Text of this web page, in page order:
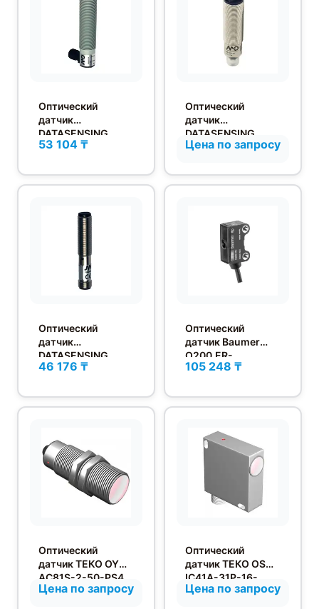
Оптический
датчик
DATASENSING
MSR/00-0K
53 104 ₸
Оптический
датчик
DATASENSING
FBLD/BP-3E
Цена по запросу
Оптический
датчик
DATASENSING
DMR/0N-1H
46 176 ₸
Оптический
датчик Baumer
O200.ER-
GD1E.72NV/H006_T
105 248 ₸
Оптический
датчик ТЕКО OY
AC81S-2-50-PS4
Цена по запросу
Оптический
датчик ТЕКО OS
IC41A-31P-16-
LES4-K
Цена по запросу